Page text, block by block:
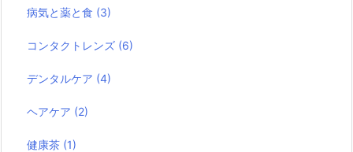
病気と薬と食 (3)
コンタクトレンズ (6)
デンタルケア (4)
ヘアケア (2)
健康茶 (1)